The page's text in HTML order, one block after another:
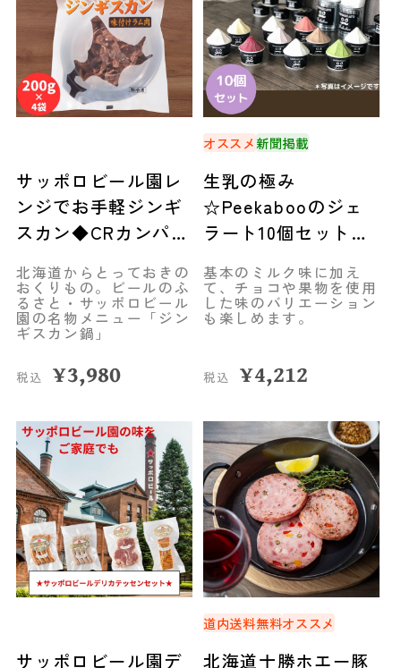
サッポロビール園レ
ンジでお手軽ジンギ
スカン◆CRカンパニ
北海道からとっておきの
おくりもの。ビールのふ
るさと・サッポロビール
園の名物メニュー「ジン
ギスカン鍋」
税込 ¥3,980
オススメ新聞掲載
生乳の極み
☆Peekabooのジェ
ラート10個セット◆
基本のミルク味に加え
て、チョコや果物を使用
した味のバリエーション
も楽しめます。
税込 ¥4,212
サッポロビール園デ
道内送料無料オススメ
北海道十勝ホエー豚